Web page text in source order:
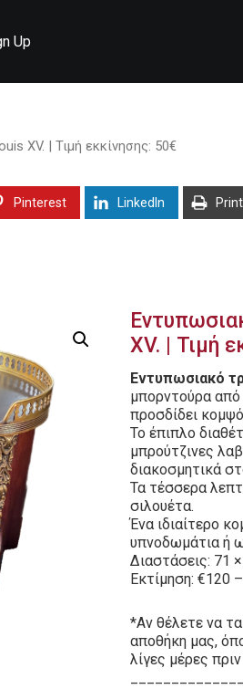
Up
XV. | Τιμή εκκίνησης: 50€
Pinterest LinkedIn Print
XV. | Τιμή
Εντυπωσιακό
μπορντούρα από
προσδίδει
Το έπιπλο
μπρούτζινες
διακοσμητικά
Τα τέσσερα
σιλουέτα.
Ένα ιδιαίτερο
υπνοδωμάτια ή
Διαστάσεις: 71
Εκτίμηση: €120
*Αν θέλετε να
αποθήκη μας,
λίγες μέρες